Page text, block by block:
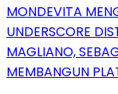
MONDEVITA
UNDERSCORE
MAGLIANO,
MEMBANGUN